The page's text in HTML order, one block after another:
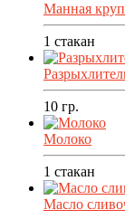
Манная
1 стакан
10 гр.
Молоко
1 стакан
Масло